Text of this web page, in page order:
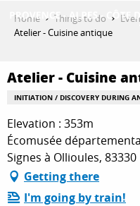
THINGS TO
PLAN YOUR
Home Things to do
Atelier - Cuisine antique
Atelier - Cuisine
INITIATION / DISCOVERY DURING
Elevation : 353m
Écomusée
Signes à Ollioules,
Getting there
I'm going by train!